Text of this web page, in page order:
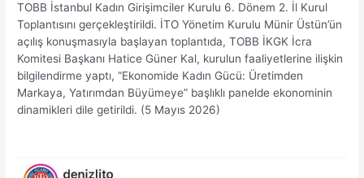
TOBB İstanbul Kadın Girişimciler Kurulu 6. Dönem 2. İl Kurul
Toplantısını gerçekleştirildi. İTO Yönetim Kurulu Münir Üstün’ün
açılış konuşmasıyla başlayan toplantıda, TOBB İKGK İcra
Komitesi Başkanı Hatice Güner Kal, kurulun faaliyetlerine ilişkin
bilgilendirme yaptı, “Ekonomide Kadın Gücü: Üretimden
Markaya, Yatırımdan Büyümeye” başlıklı panelde ekonominin
dinamikleri dile getirildi. (5 Mayıs 2026)